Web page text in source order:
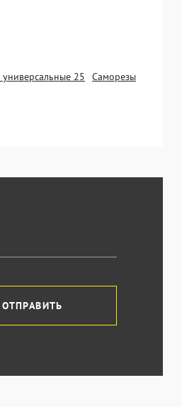
25
Саморезы
ОТПРАВИТЬ